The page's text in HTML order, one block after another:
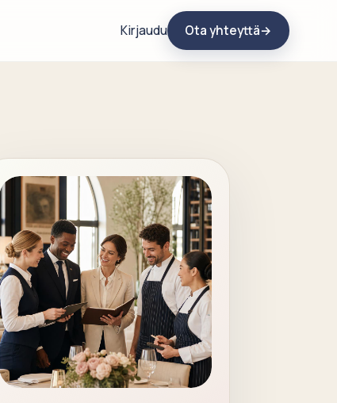
Kirjaudu Ota yhteyttä→